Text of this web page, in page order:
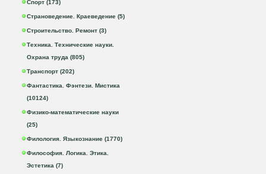
Спорт (173)
Страноведение. Краеведение (5)
Строительство. Ремонт (3)
Техника. Технические науки.
Охрана труда (805)
Транспорт (202)
Фантастика. Фэнтези. Мистика
(10124)
Физико-математические науки
(25)
Филология. Языкознание (1770)
Философия. Логика. Этика.
Эстетика (7)